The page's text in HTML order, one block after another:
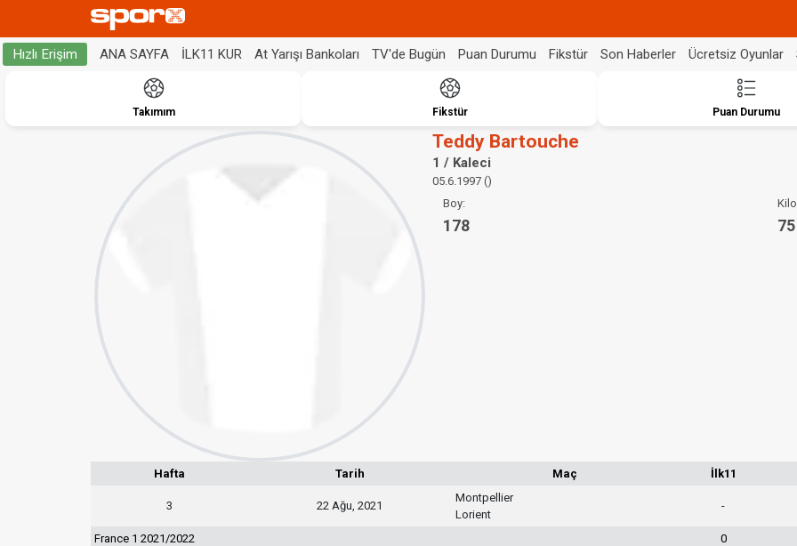
Hızlı Erişim ANA SAYFA İLK11 KUR At Yarışı Bankoları TV'de Bugün Puan Durumu Fikstür Son Haberler Ücretsiz Oyunlar
Takımım Fikstür Puan Durumu
Teddy Bartouche
1 / Kaleci
05.6.1997 ()
Boy:
178 75
Hafta Tarih Maç İlk11
3 22 Ağu, 2021
Montpellier
Lorient
-
France 1 2021/2022 0